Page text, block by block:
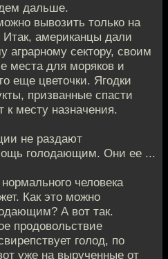
дальше.
вывозить только на
американцы дали
аграрному сектору, своим
места для моряков и
еще цветочки. Ягодки
призванные спасти
месту назначения.
не раздают
голодающим. Они ее ...
человека
Как это можно
А вот так.
продовольствие
голод, по
уже на вырученные от